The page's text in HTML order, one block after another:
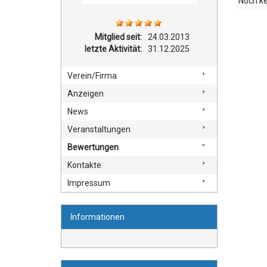
Mitglied seit:
24.03.2013
letzte Aktivität:
31.12.2025
Verein/Firma
Anzeigen
News
Veranstaltungen
Bewertungen
Kontakte
Impressum
Informationen